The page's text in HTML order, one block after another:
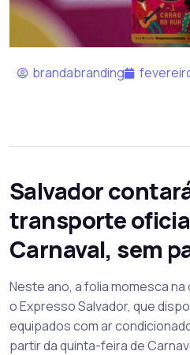
brandabranding
Salvador
transporte
Carnaval, sem
Neste ano, a folia momesca
o Expresso Salvador, que
equipados com ar
partir da quinta-feira de